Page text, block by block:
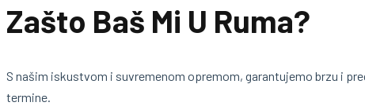
Zašto Baš Mi U Ruma?
S našim iskustvom i suvremenom opremom, garantujemo brzu i
termine.